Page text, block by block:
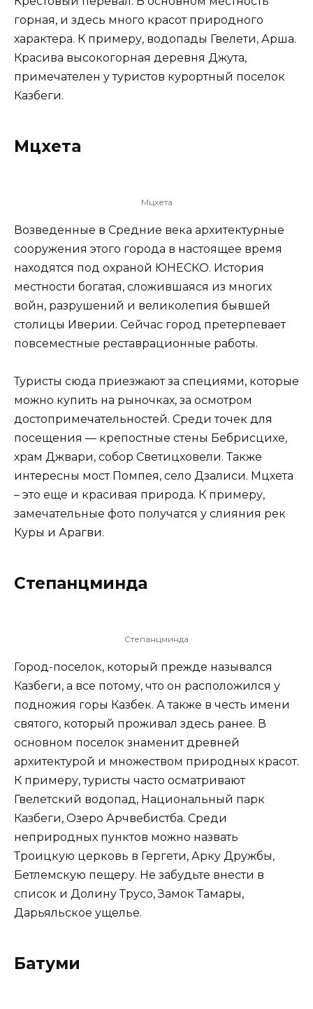
горная, и здесь много красот природного
характера. К примеру, водопады Гвелети, Арша.
Красива высокогорная деревня Джута,
примечателен у туристов курортный поселок
Казбеги.
Мцхета
Мцхета
Возведенные в Средние века архитектурные
сооружения этого города в настоящее время
находятся под охраной ЮНЕСКО. История
местности богатая, сложившаяся из многих
войн, разрушений и великолепия бывшей
столицы Иверии. Сейчас город претерпевает
повсеместные реставрационные работы.
Туристы сюда приезжают за специями, которые
можно купить на рыночках, за осмотром
достопримечательностей. Среди точек для
посещения — крепостные стены Бебрисцихе,
храм Джвари, собор Светицховели. Также
интересны мост Помпея, село Дзалиси. Мцхета
– это еще и красивая природа. К примеру,
замечательные фото получатся у слияния рек
Куры и Арагви.
Степанцминда
Степанцминда
Город-поселок, который прежде назывался
Казбеги, а все потому, что он расположился у
подножия горы Казбек. А также в честь имени
святого, который проживал здесь ранее. В
основном поселок знаменит древней
архитектурой и множеством природных красот.
К примеру, туристы часто осматривают
Гвелетский водопад, Национальный парк
Казбеги, Озеро Арчвебистба. Среди
неприродных пунктов можно назвать
Троицкую церковь в Гергети, Арку Дружбы,
Бетлемскую пещеру. Не забудьте внести в
список и Долину Трусо, Замок Тамары,
Дарьяльское ущелье.
Батуми